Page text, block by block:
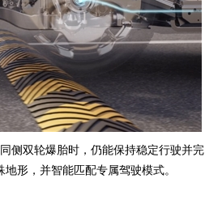
侧双轮爆胎时，仍能保持稳定行驶并完
形，并智能匹配专属驾驶模式。